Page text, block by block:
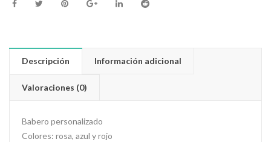
Descripción Información adicional
Valoraciones (0)
Babero personalizado
Colores: rosa, azul y rojo